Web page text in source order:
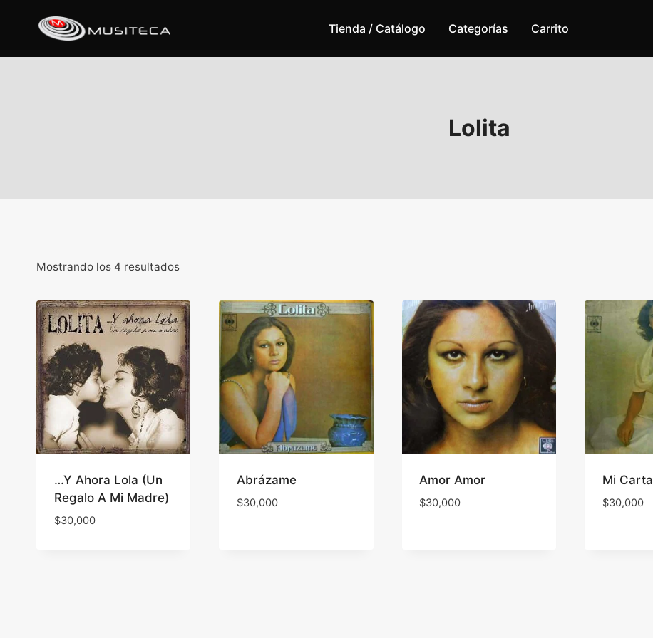
Tienda / Catálogo Categorías Carrito
Lolita
Mostrando los 4 resultados
…Y Ahora Lola (Un
Regalo A Mi Madre)
$30,000
Abrázame
$30,000
Amor Amor
$30,000
Mi Carta
$30,000